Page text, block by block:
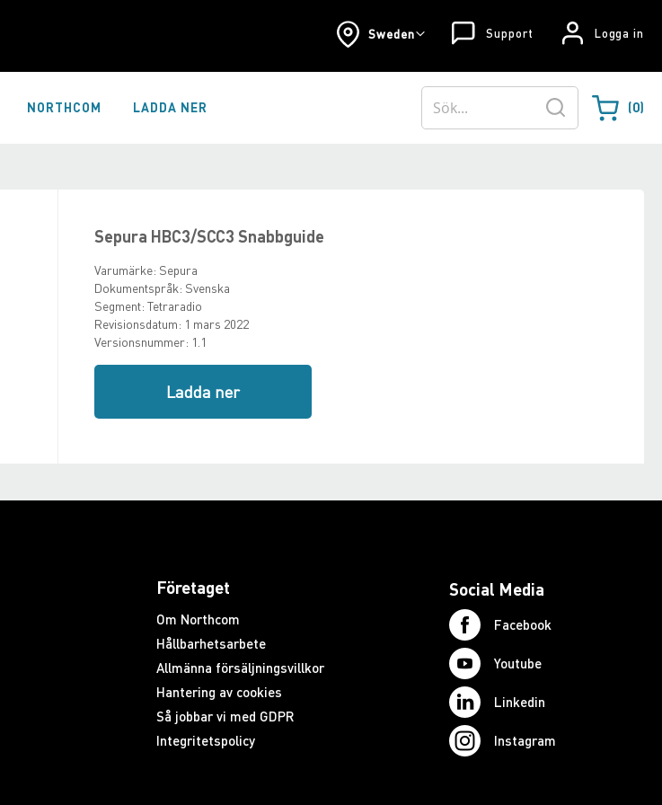
Logga in
Support
Sweden
NORTHCOM LADDA NER Varukorgen
0
Sök
Sepura HBC3/SCC3 Snabbguide
Varumärke: Sepura
Dokumentspråk: Svenska
Segment: Tetraradio
Revisionsdatum: 1 mars 2022
Versionsnummer: 1.1
Ladda ner
Företaget
Om Northcom
Hållbarhetsarbete
Allmänna försäljningsvillkor
Hantering av cookies
Så jobbar vi med GDPR
Integritetspolicy
Social Media
Facebook
Youtube
Linkedin
Instagram